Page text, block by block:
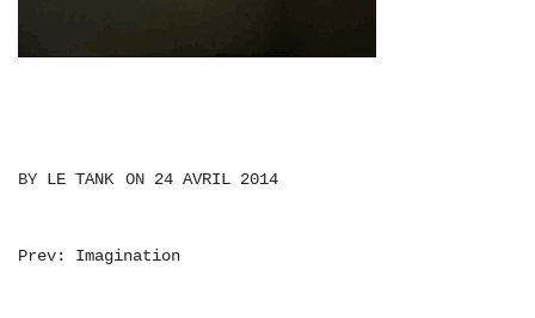
BY LE TANK ON 24 AVRIL 2014
NAVIGATION
Prev: Imagination